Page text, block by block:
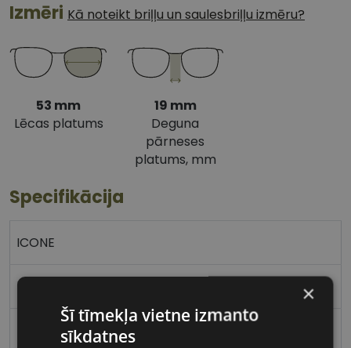
Izmēri Kā noteikt briļļu un saulesbriļļu izmēru?
53 mm
Lēcas platums
19 mm
Deguna
pārneses
platums, mm
Specifikācija
ICONE
53-19 ×
Šī tīmekļa vietne izmanto
sīkdatnes